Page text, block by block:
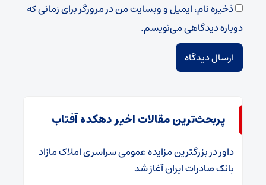
ذخیره نام، ایمیل و وبسایت من در مرورگر برای زمانی که
دوباره دیدگاهی می‌نویسم.
پربحث‌ترین مقالات اخیر دهکده آفتاب
داوردر​بزرگترین مزایده عمومی سراسری املاک مازاد
بانک صادرات ایران آغاز شد